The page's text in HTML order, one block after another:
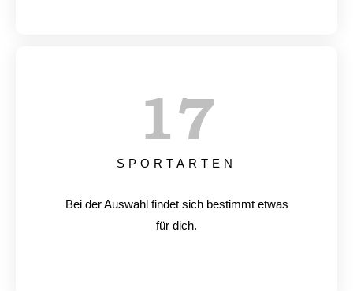
SPORTARTEN
17
Bei der Auswahl findet sich bestimmt etwas
für dich.